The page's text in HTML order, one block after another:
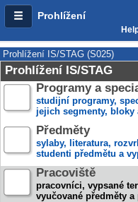
Prohlížení
Prohlížení IS/STAG (S025)
Prohlížení IS/STAG
Programy a
studijní programy,
jejich segmenty, bloky
Předměty
sylaby, literatura,
studenti předmětu a
Pracoviště
pracovníci, vypsané
vyučované předměty